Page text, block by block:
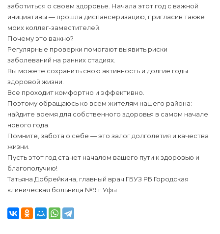
заботиться о своем здоровье. Начала этот год с важной
инициативы — прошла диспансеризацию, пригласив также
моих коллег-заместителей.
Почему это важно?
Регулярные проверки помогают выявить риски
заболеваний на ранних стадиях.
Вы можете сохранить свою активность и долгие годы
здоровой жизни.
Все проходит комфортно и эффективно.
Поэтому обращаюсь ко всем жителям нашего района:
найдите время для собственного здоровья в самом начале
нового года.
Помните, забота о себе — это залог долголетия и качества
жизни.
Пусть этот год станет началом вашего пути к здоровью и
благополучию!
Татьяна Добрейкина, главный врач ГБУЗ РБ Городская
клиническая больница №9 г.Уфы